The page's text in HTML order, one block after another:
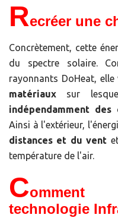
Recréer une
Concrètement, cette
du spectre solaire.
rayonnants DoHeat, elle
matériaux sur
indépendamment des
Ainsi à l'extérieur,
distances et du vent
température de l'air.
C
technologie